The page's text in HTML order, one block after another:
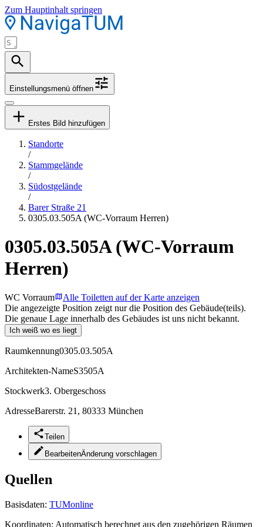
Zum Hauptinhalt springen
Einstellungsmenü öffnen
Erstes Bild hinzufügen
Standorte
/
Stammgelände
/
Südostgelände
/
Barer Straße 21
0305.03.505A (WC-Vorraum Herren)
0305.03.505A (WC-Vorraum
Herren)
WC Vorraum
Alle Toiletten auf der Karte anzeigen
Die angezeigte Position zeigt nur die Position des Gebäude(teils).
Die genaue Lage innerhalb des Gebäudes ist uns nicht bekannt.
Ich weiß wo es liegt
Raumkennung0305.03.505A
Architekten-NameS3505A
Stockwerk3. Obergeschoss
AdresseBarerstr. 21, 80333 München
Teilen
BearbeitenÄnderung vorschlagen
Quellen
Basisdaten: TUMonline
Koordinaten: Automatisch berechnet aus den zugehörigen Räumen